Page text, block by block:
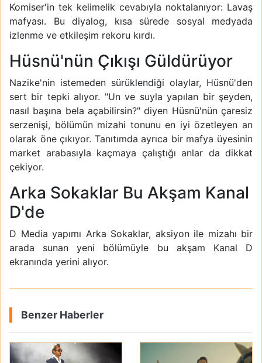
Komiser'in tek kelimelik cevabıyla noktalanıyor: Lavaş
mafyası. Bu diyalog, kısa sürede sosyal medyada
izlenme ve etkileşim rekoru kırdı.
Hüsnü'nün Çıkışı Güldürüyor
Nazike'nin istemeden sürüklendiği olaylar, Hüsnü'den
sert bir tepki alıyor. "Un ve suyla yapılan bir şeyden,
nasıl başına bela açabilirsin?" diyen Hüsnü'nün çaresiz
serzenişi, bölümün mizahi tonunu en iyi özetleyen an
olarak öne çıkıyor. Tanıtımda ayrıca bir mafya üyesinin
market arabasıyla kaçmaya çalıştığı anlar da dikkat
çekiyor.
Arka Sokaklar Bu Akşam Kanal
D'de
D Media yapımı Arka Sokaklar, aksiyon ile mizahı bir
arada sunan yeni bölümüyle bu akşam Kanal D
ekranında yerini alıyor.
Benzer Haberler